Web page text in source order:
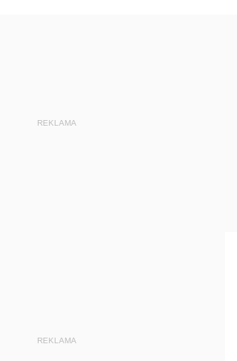
REKLAMA
REKLAMA